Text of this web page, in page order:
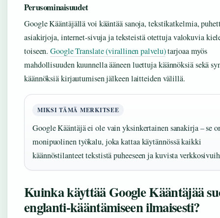
Perusominaisuudet
Google Kääntäjällä voi kääntää sanoja, tekstikatkelmia,
asiakirjoja, internet-sivuja ja teksteistä otettuja valokuvia
toiseen.Google Translate (virallinen palvelu)tarjoaa myös
mahdollisuuden kuunnella ääneen luettuja käännöksiä sekä
käännöksiä kirjautumisen jälkeen laitteiden välillä.
MIKSI TÄMÄ MERKITSEE
Google Kääntäjä ei ole vain yksinkertainen sanakirja – se
monipuolinen työkalu, joka kattaa käytännössä kaikki
käännöstilanteet tekstistä puheeseen ja kuvista
Kuinka käyttää Google Kääntäjää
englanti-kääntämiseen ilmaisesti?